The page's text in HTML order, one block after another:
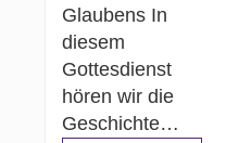
Glaubens In
diesem
Gottesdienst
hören wir die
Geschichte…